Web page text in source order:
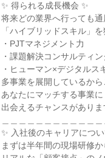
✨ 得られる成長機会 ✨
将来どの業界へ行っても通
「ハイブリッドスキル」を
・PJTマネジメント力
・課題解決コンサルティン
・ヒューマン×デジタルス
多事業を展開しているから
あなたにマッチする事業に
出会えるチャンスがありま
✨ 入社後のキャリアについ
まずは半年間の現場研修か